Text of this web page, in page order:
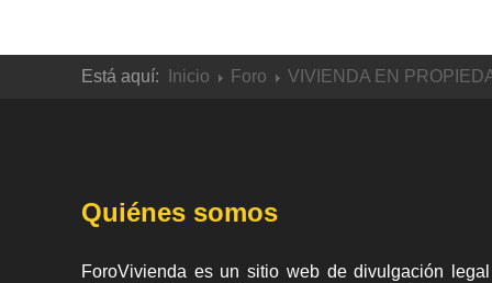
Está aquí: Inicio Foro VIVIENDA EN
Quiénes somos
ForoVivienda es un sitio web de divulgación legal